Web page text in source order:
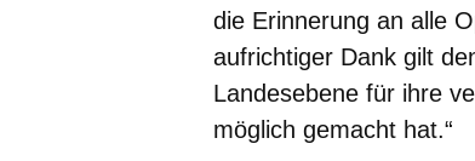
die Erinnerung an alle
aufrichtiger Dank gilt
Landesebene für ihre
möglich gemacht hat.“